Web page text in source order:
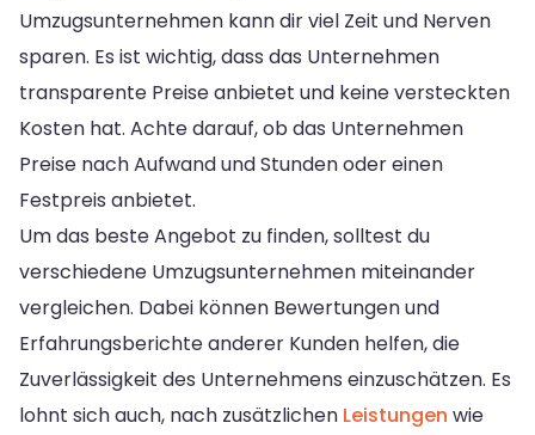
Umzugsunternehmen kann dir viel Zeit und Nerven
sparen. Es ist wichtig, dass das Unternehmen
transparente Preise anbietet und keine versteckten
Kosten hat. Achte darauf, ob das Unternehmen
Preise nach Aufwand und Stunden oder einen
Festpreis anbietet.
Um das beste Angebot zu finden, solltest du
verschiedene Umzugsunternehmen miteinander
vergleichen. Dabei können Bewertungen und
Erfahrungsberichte anderer Kunden helfen, die
Zuverlässigkeit des Unternehmens einzuschätzen. Es
lohnt sich auch, nach zusätzlichen Leistungen wie